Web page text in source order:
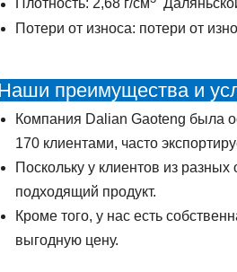
Плотность: 2,68 г/см
Потери от износа: потери от
преимущества и
Компания Dalian Gaoteng была
170 клиентами, часто
Поскольку у клиентов из
подходящий продукт.
Кроме того, у нас есть
выгодную цену.